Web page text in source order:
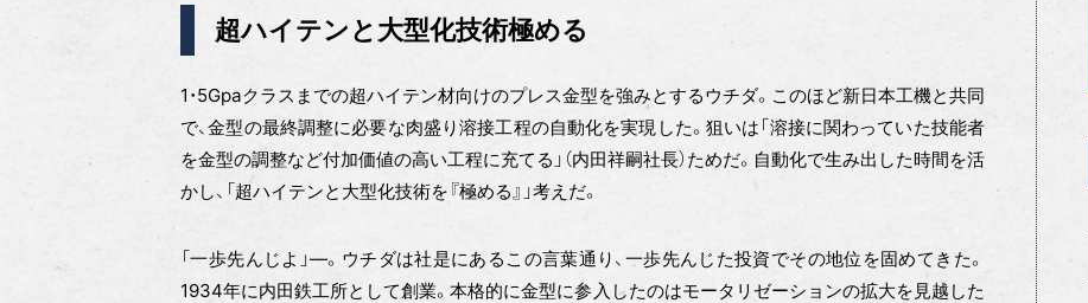
超ハイテンと大型化技術極める
1・5Gpaクラスまでの超ハイテン材向けのプレス金型を強みとするウチダ。このほど新日本工機と共同
で、金型の最終調整に必要な肉盛り溶接工程の自動化を実現した。狙いは「溶接に関わっていた技能者
を金型の調整など付加価値の高い工程に充てる」（内田祥嗣社長）ためだ。自動化で生み出した時間を活
かし、「超ハイテンと大型化技術を『極める』」考えだ。
「一歩先んじよ」—。ウチダは社是にあるこの言葉通り、一歩先んじた投資でその地位を固めてきた。
1934年に内田鉄工所として創業。本格的に金型に参入したのはモータリゼーションの拡大を見越した